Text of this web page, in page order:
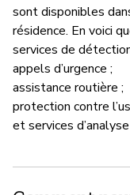
sont disponibles
résidence. En voici
services de
appels d’urgence ;
assistance routière ;
protection contre
et services